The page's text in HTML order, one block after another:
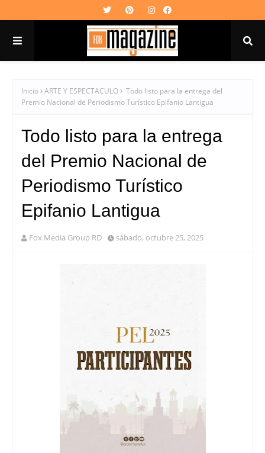
Inicio ARTE Y ESPECTACULO
Todo listo para la entrega del
Premio Nacional de Periodismo Turístico Epifanio Lantigua
Todo listo para la entrega
del Premio Nacional de
Periodismo Turístico
Epifanio Lantigua
Fox Media Group RD sábado, octubre 25, 2025